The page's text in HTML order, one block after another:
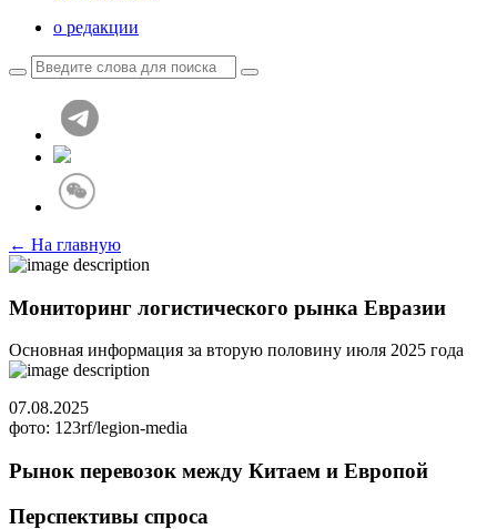
о редакции
← На главную
Мониторинг логистического рынка Евразии
Основная информация за вторую половину июля 2025 года
07.08.2025
фото: 123rf/legion-media
Рынок перевозок между Китаем и Европой
Перспективы спроса